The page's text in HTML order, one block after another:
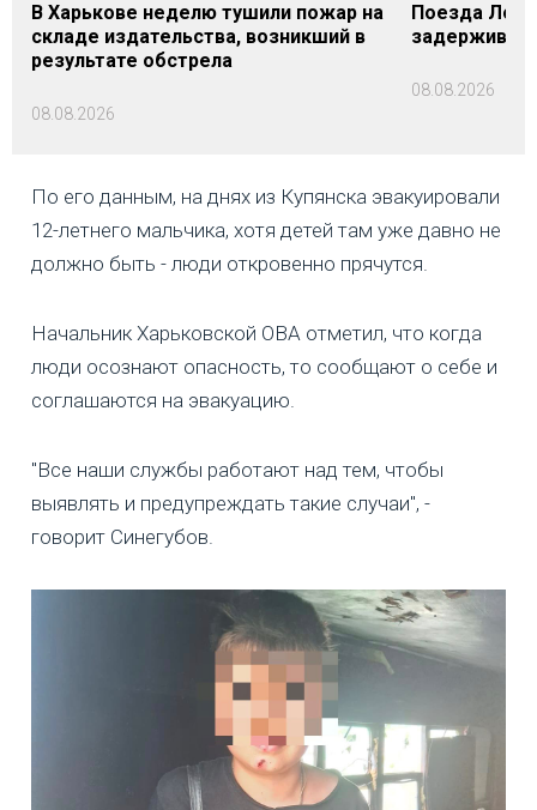
В Харькове неделю тушили пожар на
складе издательства, возникший в
результате обстрела
08.08.2026
Поезда
08.08.2026
По его данным, на днях из Купянска эвакуировали
12-летнего мальчика, хотя детей там уже давно не
должно быть - люди откровенно прячутся.
Начальник Харьковской ОВА отметил, что когда
люди осознают опасность, то сообщают о себе и
соглашаются на эвакуацию.
"Все наши службы работают над тем, чтобы
выявлять и предупреждать такие случаи", -
говорит Синегубов.